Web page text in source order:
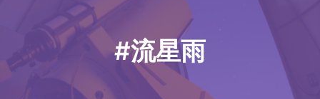
博物天地
比賽/專題計劃
#流星雨